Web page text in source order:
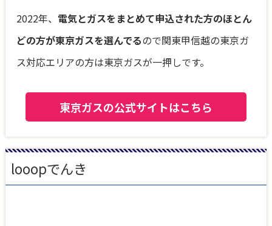
2022年、 電気とガスをまとめて申込された方のほとん
どの方が東京ガスを選んでるので関東甲信越の東京ガ
ス対応エリアの方は東京ガスが一押しです。
東京ガスの公式サイトはこちら
looopでんき